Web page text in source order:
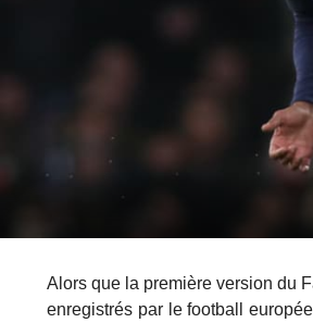
Alors que la première version du
enregistrés par le football